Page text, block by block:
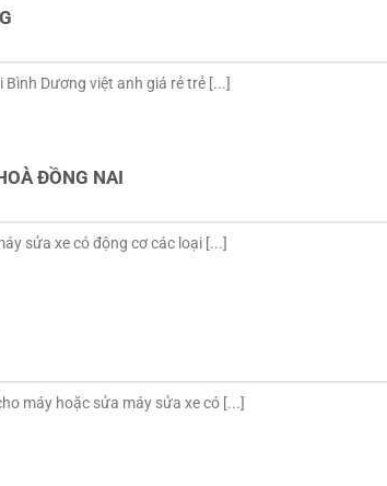
Bình Dương việt anh giá rẻ trẻ [...]
ĐỒNG NAI
sửa xe có động cơ các loại [...]
máy hoặc sửa máy sửa xe có [...]